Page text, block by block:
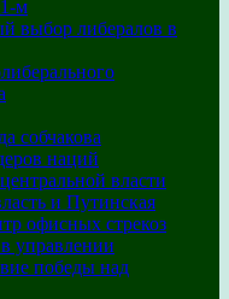
м
выбор либералов в
собчакова
наций
власти
и Путинская
офисных стрекоз
управлении
победы над